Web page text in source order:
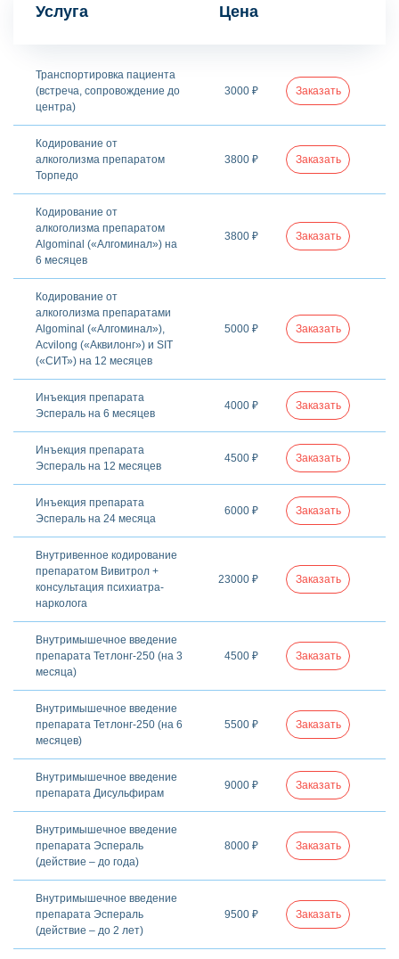
Услуга Цена
Транспортировка пациента
(встреча, сопровождение до
центра)
3000 ₽ Заказать
Кодирование от
алкоголизма препаратом
Торпедо
3800 ₽ Заказать
Кодирование от
алкоголизма препаратом
Algominal («Алгоминал») на
6 месяцев
3800 ₽ Заказать
Кодирование от
алкоголизма препаратами
Algominal («Алгоминал»),
Acvilong («Аквилонг») и SIT
(«СИТ») на 12 месяцев
5000 ₽ Заказать
Инъекция препарата
Эспераль на 6 месяцев
4000 ₽ Заказать
Инъекция препарата
Эспераль на 12 месяцев
4500 ₽ Заказать
Инъекция препарата
Эспераль на 24 месяца
6000 ₽ Заказать
Внутривенное кодирование
препаратом Вивитрол +
консультация психиатра-
нарколога
23000 ₽ Заказать
Внутримышечное введение
препарата Тетлонг-250 (на 3
месяца)
4500 ₽ Заказать
Внутримышечное введение
препарата Тетлонг-250 (на 6
месяцев)
5500 ₽ Заказать
Внутримышечное введение
препарата Дисульфирам
9000 ₽ Заказать
Внутримышечное введение
препарата Эспераль
(действие – до года)
8000 ₽ Заказать
Внутримышечное введение
препарата Эспераль
(действие – до 2 лет)
9500 ₽ Заказать